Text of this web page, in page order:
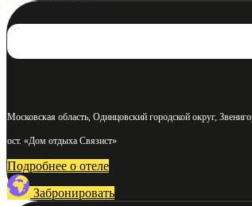
Московская область, Одинцовский городской округ,
ост. «Дом отдыха Связист»
Подробнее о отеле
Забронировать